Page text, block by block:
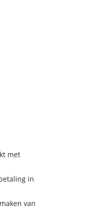
met
in
van